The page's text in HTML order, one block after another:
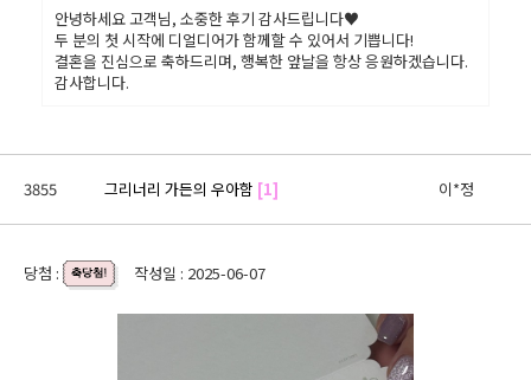
안녕하세요 고객님, 소중한 후기 감사드립니다♥
두 분의 첫 시작에 디얼디어가 함께할 수 있어서 기쁩니다!
결혼을 진심으로 축하드리며, 행복한 앞날을 항상 응원하겠습니다.
감사합니다.
3855 그리너리 가든의 우아함 [1] 이*정
당첨 : 작성일 : 2025-06-07